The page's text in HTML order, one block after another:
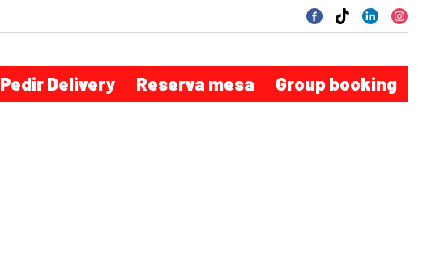
Pedir Delivery Reserva mesa Group booking